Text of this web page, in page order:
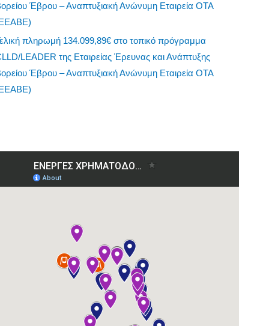
Έβρου – Αναπτυξιακή Ανώνυμη Εταιρεία ΟΤΑ
πληρωμή 134.099,89€ στο τοπικό πρόγραμμα
LEADER της Εταιρείας Έρευνας και Ανάπτυξης
Έβρου – Αναπτυξιακή Ανώνυμη Εταιρεία ΟΤΑ